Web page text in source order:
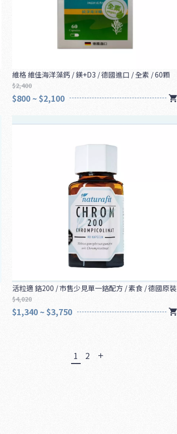
維格 維佳海洋藻鈣 / 鎂+D3 / 德國進口 / 全素 / 60顆
$2,400
$800 ~ $2,100
活粒適 鉻200 / 市售少見單一鉻配方 / 素食 / 德國原裝
$4,020
$1,340 ~ $3,750
1 2